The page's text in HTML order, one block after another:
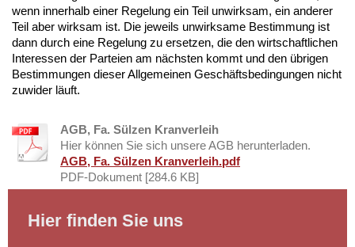
wenn innerhalb einer Regelung ein Teil unwirksam, ein anderer
Teil aber wirksam ist. Die jeweils unwirksame Bestimmung ist
dann durch eine Regelung zu ersetzen, die den wirtschaftlichen
Interessen der Parteien am nächsten kommt und den übrigen
Bestimmungen dieser Allgemeinen Geschäftsbedingungen nicht
zuwider läuft.
AGB, Fa. Sülzen Kranverleih
Hier können Sie sich unsere AGB herunterladen.
AGB, Fa. Sülzen Kranverleih.pdf
PDF-Dokument [284.6 KB]
Hier finden Sie uns